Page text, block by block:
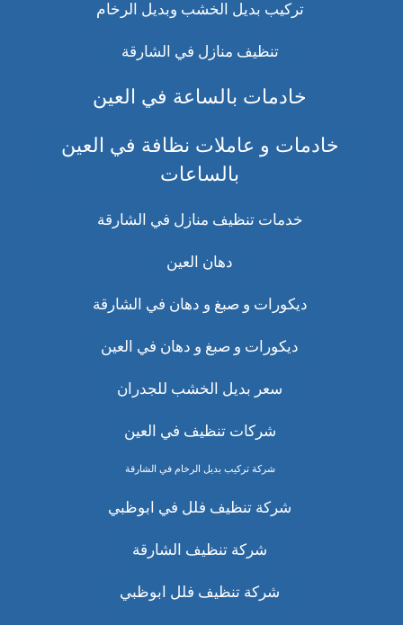
تركيب بديل الخشب وبديل الرخام
تنظيف منازل في الشارقة
خادمات بالساعة في العين
خادمات و عاملات نظافة في العين
بالساعات
خدمات تنظيف منازل في الشارقة
دهان العين
ديكورات و صبغ و دهان في الشارقة
ديكورات و صبغ و دهان في العين
سعر بديل الخشب للجدران
شركات تنظيف في العين
شركة تركيب بديل الرخام في الشارقة
شركة تنظيف فلل في ابوظبي
شركة تنظيف الشارقة
شركة تنظيف فلل ابوظبي